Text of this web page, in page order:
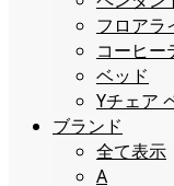
フロアラ
コーヒー
ベッド
Yチェア
ブランド
全て表示
A